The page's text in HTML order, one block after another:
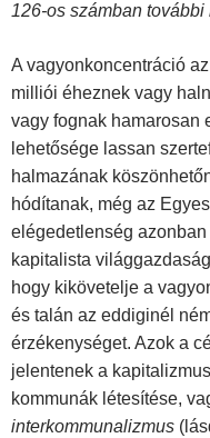
126-os számban
A vagyonkoncentráció
milliói éheznek vagy
vagy fognak hamarosan
lehetősége lassan
halmazának
hódítanak, még az
elégedetlenség
kapitalista
hogy kikövetelje a
és talán az eddiginél
érzékenységet. Azok a
jelentenek a
kommunák létesítése,
interkommunalizmus